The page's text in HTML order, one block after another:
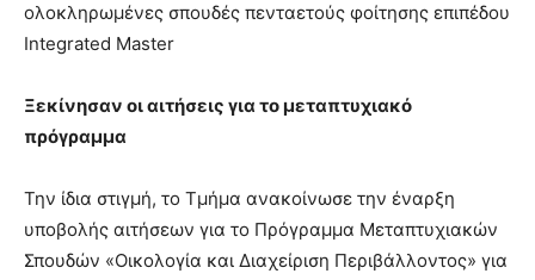
ολοκληρωμένες σπουδές πενταετούς φοίτησης επιπέδου
Integrated Master
Ξεκίνησαν οι αιτήσεις για το μεταπτυχιακό
πρόγραμμα
Την ίδια στιγμή, το Τμήμα ανακοίνωσε την έναρξη
υποβολής αιτήσεων για το Πρόγραμμα Μεταπτυχιακών
Σπουδών «Οικολογία και Διαχείριση Περιβάλλοντος» για